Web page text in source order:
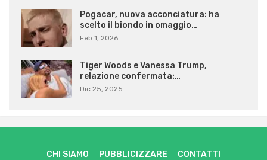
Pogacar, nuova acconciatura: ha
scelto il biondo in omaggio…
Feb 1, 2026
Tiger Woods e Vanessa Trump,
relazione confermata:…
Dic 25, 2025
CHI SIAMO PUBBLICIZZARE CONTATTI